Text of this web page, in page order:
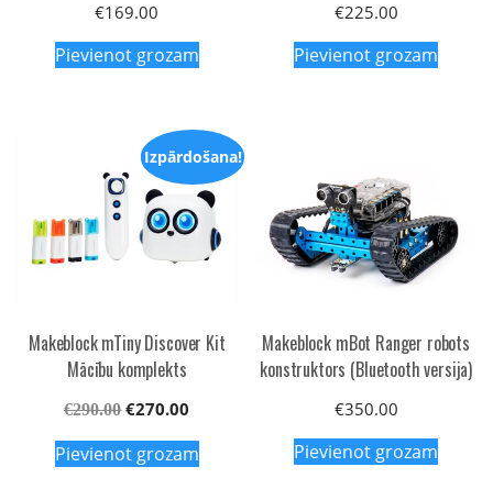
€169.00
Pievienot grozam
€225.00
Pievienot grozam
Izpārdošana!
Makeblock mTiny Discover Kit
Mācību komplekts
€290.00 Original
was:
€270.00
is:
Pievienot grozam
Makeblock mBot Ranger robots
konstruktors (Bluetooth versija)
€350.00
Pievienot grozam